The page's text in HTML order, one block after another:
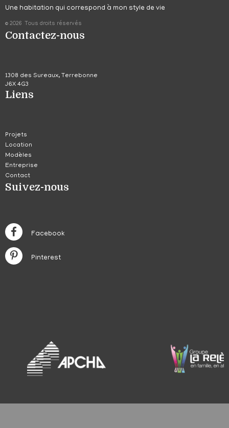
Une habitation qui correspond à mon style de vie
© 2026 Tous droits réservés
Contactez-nous
1308 des Sureaux, Terrebonne
J6X 4G3
Liens
Projets
Location
Modèles
Entreprise
Contact
Suivez-nous
Facebook
Pinterest